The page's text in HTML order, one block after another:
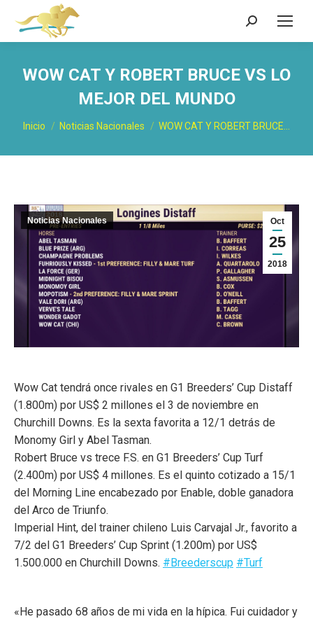
Buscar:
WOW CAT Y ROBERT BRUCE VS LO
MEJOR DEL MUNDO
Estás aquí:
Inicio Noticias Nacionales WOW CAT Y ROBERT BRUCE…
Oct
25
2018
Noticias Nacionales
Wow Cat tendrá once rivales en G1 Breeders’ Cup Distaff
(1.800m) por US$ 2 millones el 3 de noviembre en
Churchill Downs. Es la sexta favorita a 12/1 detrás de
Monomy Girl y Abel Tasman.
Robert Bruce vs trece F.S. en G1 Breeders’ Cup Turf
(2.400m) por US$ 4 millones. Es el quinto cotizado a 15/1
del Morning Line encabezado por Enable, doble ganadora
del Arco de Triunfo.
Imperial Hint, del trainer chileno Luis Carvajal Jr., favorito a
7/2 del G1 Breeders’ Cup Sprint (1.200m) por US$
1.500.000 en Churchill Downs. #Breederscup #Turf
«He pasado 68 años de mi vida en la hípica. Fui cuidador y